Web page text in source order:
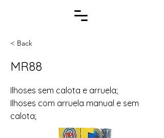
< Back
MR88
Ilhoses sem calota e arruela;
Ilhoses com arruela manual e sem
calota;